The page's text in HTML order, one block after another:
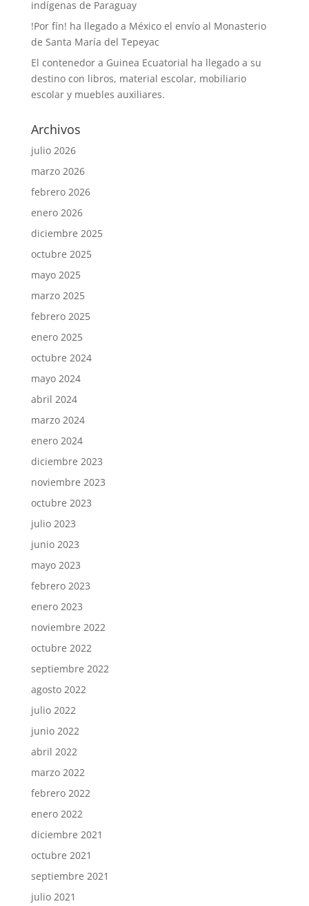
indígenas de Paraguay
!Por fín! ha llegado a México el envío al Monasterio
de Santa María del Tepeyac
El contenedor a Guinea Ecuatorial ha llegado a su
destino con libros, material escolar, mobiliario
escolar y muebles auxiliares.
Archivos
julio 2026
marzo 2026
febrero 2026
enero 2026
diciembre 2025
octubre 2025
mayo 2025
marzo 2025
febrero 2025
enero 2025
octubre 2024
mayo 2024
abril 2024
marzo 2024
enero 2024
diciembre 2023
noviembre 2023
octubre 2023
julio 2023
junio 2023
mayo 2023
febrero 2023
enero 2023
noviembre 2022
octubre 2022
septiembre 2022
agosto 2022
julio 2022
junio 2022
abril 2022
marzo 2022
febrero 2022
enero 2022
diciembre 2021
octubre 2021
septiembre 2021
julio 2021